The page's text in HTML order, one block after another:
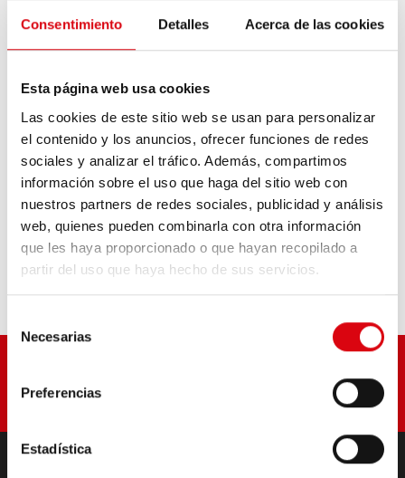
Consentimiento Detalles Acerca de las cookies
Esta página web usa cookies
Las cookies de este sitio web se usan para personalizar
el contenido y los anuncios, ofrecer funciones de redes
sociales y analizar el tráfico. Además, compartimos
información sobre el uso que haga del sitio web con
nuestros partners de redes sociales, publicidad y análisis
web, quienes pueden combinarla con otra información
que les haya proporcionado o que hayan recopilado a
partir del uso que haya hecho de sus servicios.
de Necesarias
Preferencias
Estadística
AGM 560 01
característica. Calidad original (OE) para el
reequipamiento.
DETALLES DEL PRODUCTO >
Comprar esta batería:
DISTRIBUIDOR Y SERVICIO DE MONTAJE >